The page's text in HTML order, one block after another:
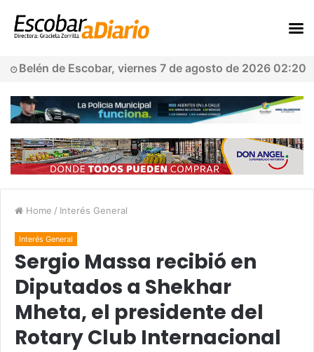
Belén de Escobar, viernes 7 de agosto de 2026 02:20
Home / Interés General
Interés General
Sergio Massa recibió en
Diputados a Shekhar
Mheta, el presidente del
Rotary Club Internacional